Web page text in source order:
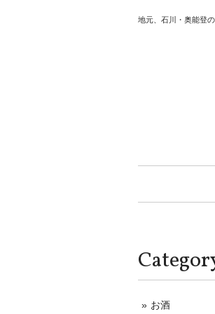
地元、石川・奥能登
お酒